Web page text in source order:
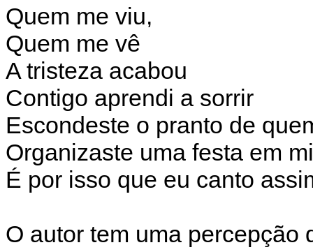
Quem me viu,
Quem me vê
A tristeza acabou
Contigo aprendi a sorrir
Escondeste o pranto de
Organizaste uma festa em
É por isso que eu canto
O autor tem uma percepção